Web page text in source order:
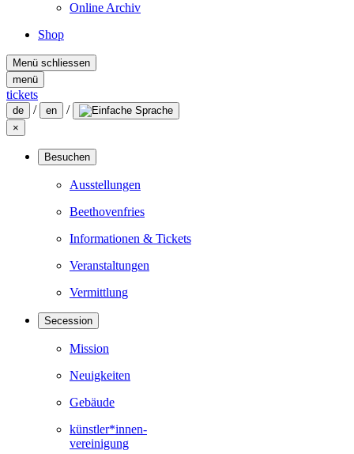
Online Archiv
Shop
Menü schliessen
menü
tickets
de / en /
×
Besuchen
Ausstellungen
Beethovenfries
Informationen & Tickets
Veranstaltungen
Vermittlung
Secession
Mission
Neuigkeiten
Gebäude
künstler*innen-
vereinigung